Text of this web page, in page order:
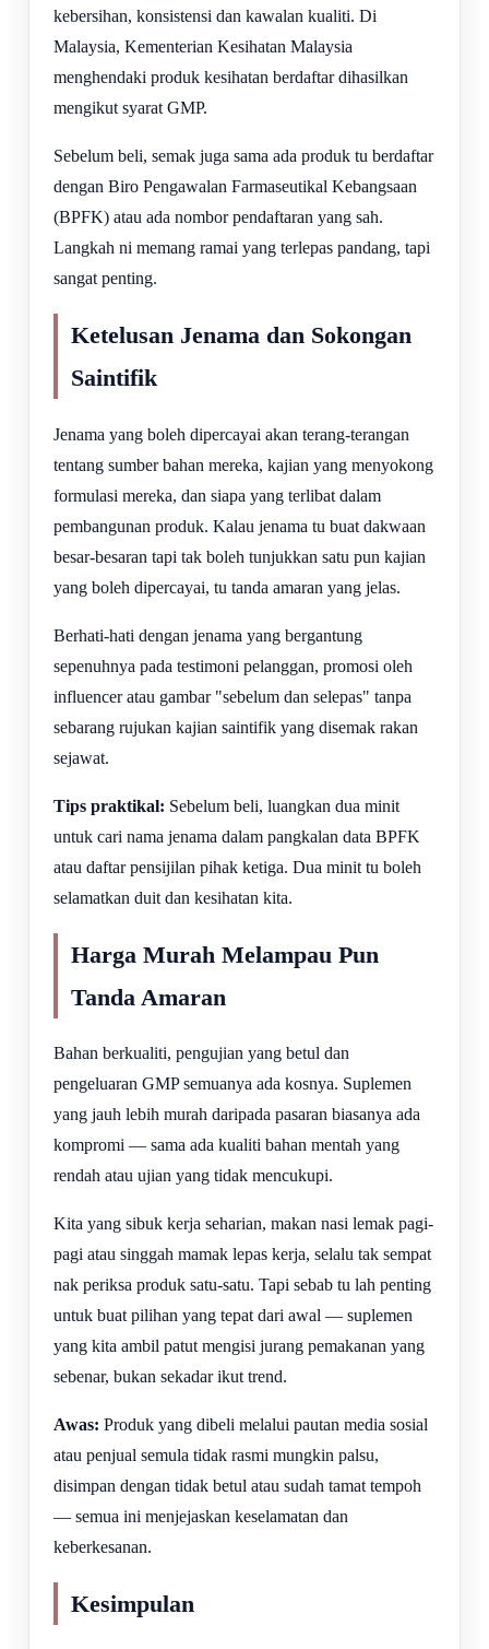
kebersihan, konsistensi dan kawalan kualiti. Di
Malaysia, Kementerian Kesihatan Malaysia
menghendaki produk kesihatan berdaftar dihasilkan
mengikut syarat GMP.
Sebelum beli, semak juga sama ada produk tu berdaftar
dengan Biro Pengawalan Farmaseutikal Kebangsaan
(BPFK) atau ada nombor pendaftaran yang sah.
Langkah ni memang ramai yang terlepas pandang, tapi
sangat penting.
Ketelusan Jenama dan Sokongan
Saintifik
Jenama yang boleh dipercayai akan terang-terangan
tentang sumber bahan mereka, kajian yang menyokong
formulasi mereka, dan siapa yang terlibat dalam
pembangunan produk. Kalau jenama tu buat dakwaan
besar-besaran tapi tak boleh tunjukkan satu pun kajian
yang boleh dipercayai, tu tanda amaran yang jelas.
Berhati-hati dengan jenama yang bergantung
sepenuhnya pada testimoni pelanggan, promosi oleh
influencer atau gambar "sebelum dan selepas" tanpa
sebarang rujukan kajian saintifik yang disemak rakan
sejawat.
Tips praktikal: Sebelum beli, luangkan dua minit
untuk cari nama jenama dalam pangkalan data BPFK
atau daftar pensijilan pihak ketiga. Dua minit tu boleh
selamatkan duit dan kesihatan kita.
Harga Murah Melampau Pun
Tanda Amaran
Bahan berkualiti, pengujian yang betul dan
pengeluaran GMP semuanya ada kosnya. Suplemen
yang jauh lebih murah daripada pasaran biasanya ada
kompromi — sama ada kualiti bahan mentah yang
rendah atau ujian yang tidak mencukupi.
Kita yang sibuk kerja seharian, makan nasi lemak pagi-
pagi atau singgah mamak lepas kerja, selalu tak sempat
nak periksa produk satu-satu. Tapi sebab tu lah penting
untuk buat pilihan yang tepat dari awal — suplemen
yang kita ambil patut mengisi jurang pemakanan yang
sebenar, bukan sekadar ikut trend.
Awas: Produk yang dibeli melalui pautan media sosial
atau penjual semula tidak rasmi mungkin palsu,
disimpan dengan tidak betul atau sudah tamat tempoh
— semua ini menjejaskan keselamatan dan
keberkesanan.
Kesimpulan